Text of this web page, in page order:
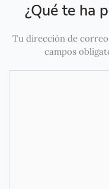
¿Qué te ha
Tu dirección de
campos